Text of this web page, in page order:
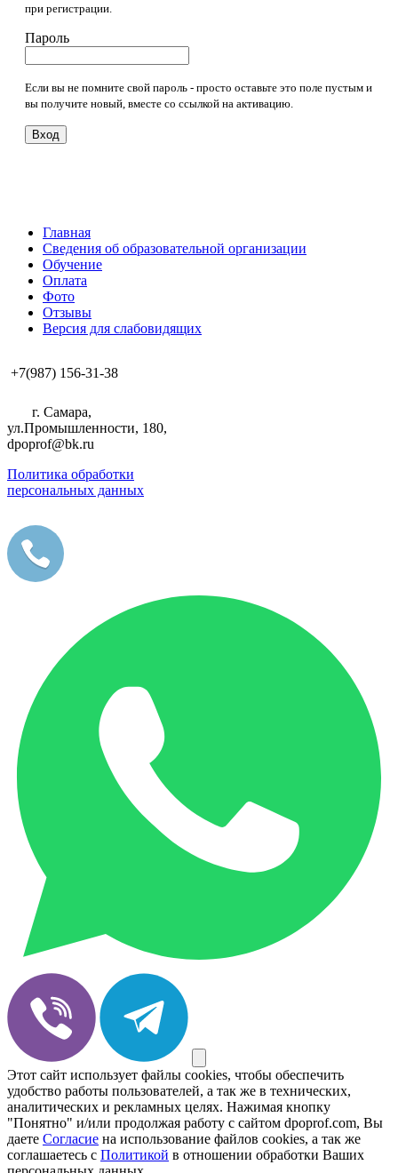
при регистрации.
Пароль
Если вы не помните свой пароль - просто оставьте это поле пустым и
вы получите новый, вместе со ссылкой на активацию.
Вход
Главная
Сведения об образовательной организации
Обучение
Оплата
Фото
Отзывы
Версия для слабовидящих
+7(987) 156-31-38
г. Самара,
ул.Промышленности, 180,
dpoprof@bk.ru
Политика обработки
персональных данных
Этот сайт использует файлы cookies, чтобы обеспечить
удобство работы пользователей, а так же в технических,
аналитических и рекламных целях. Нажимая кнопку
"Понятно" и/или продолжая работу с сайтом dpoprof.com, Вы
даете Согласие на использование файлов cookies, а так же
соглашаетесь с Политикой в отношении обработки Ваших